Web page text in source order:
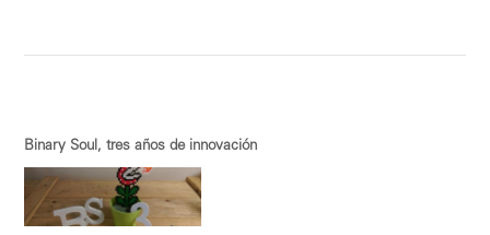
Binary Soul, tres años de innovación